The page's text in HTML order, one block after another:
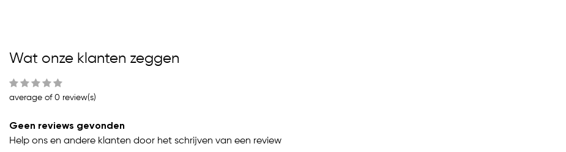
Wat onze klanten zeggen
average of 0 review(s)
Geen reviews gevonden
Help ons en andere klanten door het schrijven van een review